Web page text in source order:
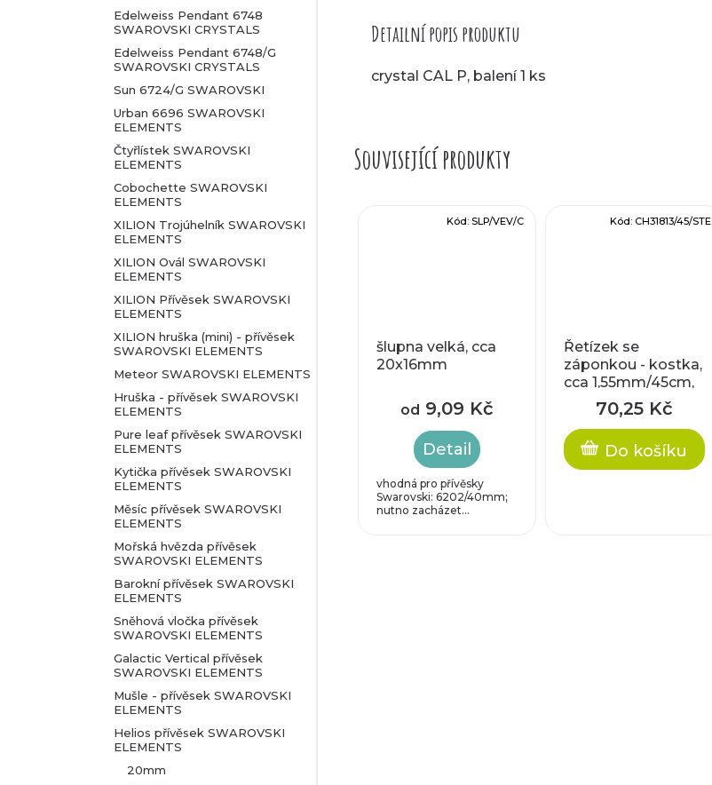
Edelweiss Pendant 6748
SWAROVSKI CRYSTALS
Edelweiss Pendant 6748/G
SWAROVSKI CRYSTALS
Sun 6724/G SWAROVSKI
Urban 6696 SWAROVSKI
ELEMENTS
Čtyřlístek SWAROVSKI
ELEMENTS
Cobochette SWAROVSKI
ELEMENTS
XILION Trojúhelník SWAROVSKI
ELEMENTS
XILION Ovál SWAROVSKI
ELEMENTS
XILION Přívěsek SWAROVSKI
ELEMENTS
XILION hruška (mini) - přívěsek
SWAROVSKI ELEMENTS
Meteor SWAROVSKI ELEMENTS
Hruška - přívěsek SWAROVSKI
ELEMENTS
Pure leaf přívěsek SWAROVSKI
ELEMENTS
Kytička přívěsek SWAROVSKI
ELEMENTS
Měsíc přívěsek SWAROVSKI
ELEMENTS
Mořská hvězda přívěsek
SWAROVSKI ELEMENTS
Barokní přívěsek SWAROVSKI
ELEMENTS
Sněhová vločka přívěsek
SWAROVSKI ELEMENTS
Galactic Vertical přívěsek
SWAROVSKI ELEMENTS
Mušle - přívěsek SWAROVSKI
ELEMENTS
Helios přívěsek SWAROVSKI
ELEMENTS
20mm
Detailní popis produktu
crystal CAL P, balení 1 ks
Související produkty
šlupna velká, cca
20x16mm
od 9,09 Kč
Detail
vhodná pro přívěsky
Swarovski: 6202/40mm;
nutno zacházet...
Kód: SLP/VEV/C
Řetízek se
záponkou - kostka,
cca 1,55mm/45cm,
+ prodlužovací
řetízek cca
2mm/5cm
70,25 Kč
Do košíku
Kód: CH31813/45/STE